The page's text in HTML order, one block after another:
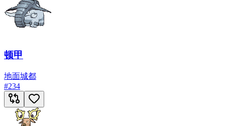
顿甲
地面城都
#234